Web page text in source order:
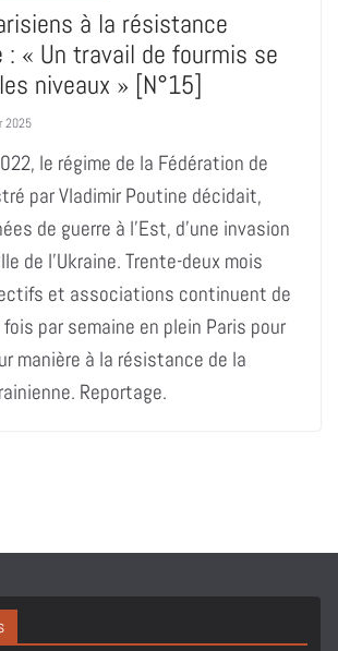
à la résistance
: « Un travail de fourmis se
niveaux » [N°15]
2025
le régime de la Fédération de
par Vladimir Poutine décidait,
de guerre à l’Est, d’une invasion
de l’Ukraine. Trente-deux mois
et associations continuent de
par semaine en plein Paris pour
manière à la résistance de la
Reportage.